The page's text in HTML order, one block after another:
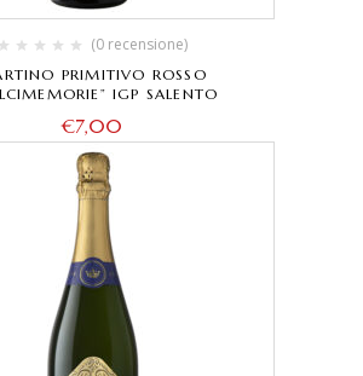
(0 recensione)
PRIMITIVO ROSSO
IGP SALENTO
€7,00